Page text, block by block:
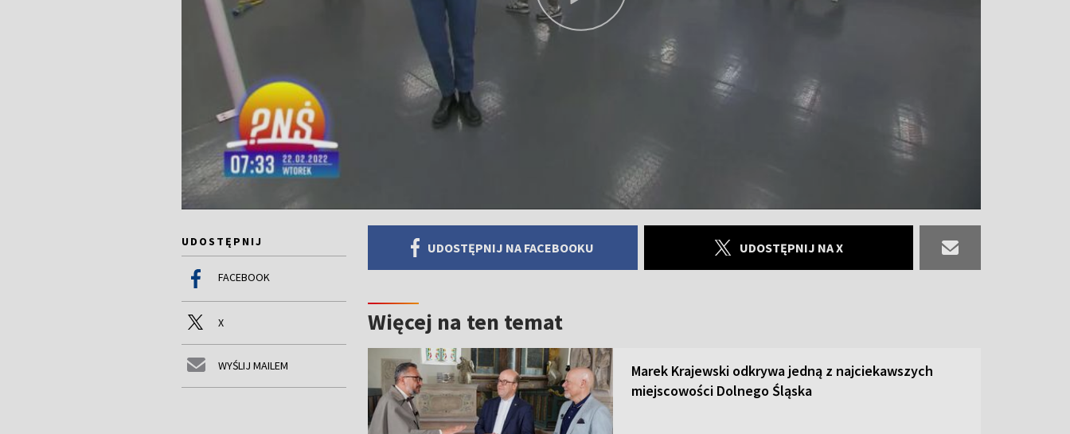
UDOSTĘPNIJ
FACEBOOK
X
WYŚLIJ MAILEM
UDOSTĘPNIJ NA FACEBOOKU UDOSTĘPNIJ NA X
Więcej na ten temat
Marek Krajewski odkrywa jedną z najciekawszych
miejscowości Dolnego Śląska